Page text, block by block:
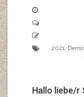
2021,
Hallo liebe/r